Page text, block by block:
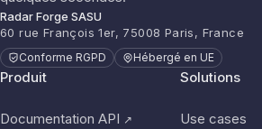
Radar Forge SASU
60 rue François 1er, 75008 Paris, France
Conforme RGPD Hébergé en UE
Produit
Documentation API ↗
Solutions
Use cases